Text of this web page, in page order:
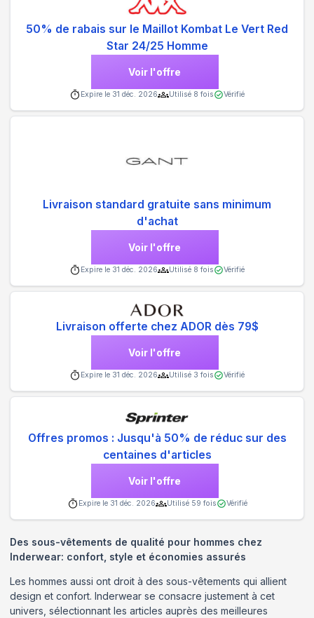
50% de rabais sur le Maillot Kombat Le Vert Red
Star 24/25 Homme
Voir l'offre
Expire le 31 déc. 2026 Utilisé 8 fois Vérifié
Livraison standard gratuite sans minimum
d'achat
Voir l'offre
Expire le 31 déc. 2026 Utilisé 8 fois Vérifié
Livraison offerte chez ADOR dès 79$
Voir l'offre
Expire le 31 déc. 2026 Utilisé 3 fois Vérifié
Offres promos : Jusqu'à 50% de réduc sur des
centaines d'articles
Voir l'offre
Expire le 31 déc. 2026 Utilisé 59 fois Vérifié
Des sous-vêtements de qualité pour hommes chez
Inderwear: confort, style et économies assurés
Les hommes aussi ont droit à des sous-vêtements qui allient
design et confort. Inderwear se consacre justement à cet
univers, sélectionnant les articles auprès des meilleures